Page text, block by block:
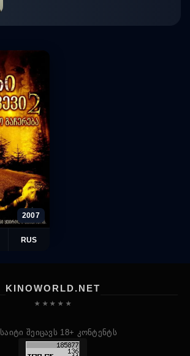
2007
RUS
KINOWORLD.NET
★ ★ ★ ★ ★
საიტი შეიცავს 18+ კონტენტს